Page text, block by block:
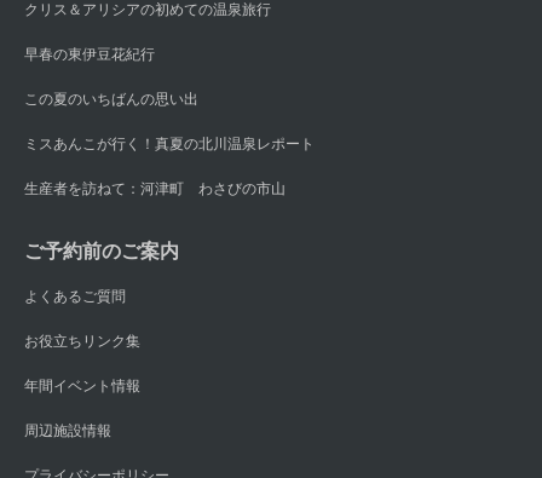
クリス＆アリシアの初めての温泉旅行
早春の東伊豆花紀行
この夏のいちばんの思い出
ミスあんこが行く！真夏の北川温泉レポート
生産者を訪ねて：河津町 わさびの市山
ご予約前のご案内
よくあるご質問
お役立ちリンク集
年間イベント情報
周辺施設情報